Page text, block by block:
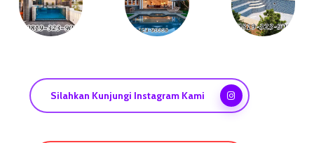
Silahkan Kunjungi Instagram Kami